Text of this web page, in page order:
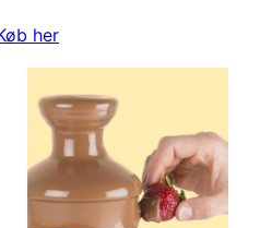
her